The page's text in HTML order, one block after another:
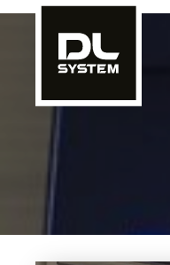
Panneau de gestion des